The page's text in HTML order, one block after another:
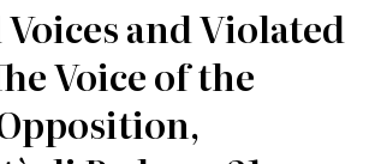
and Violated
Voice of the